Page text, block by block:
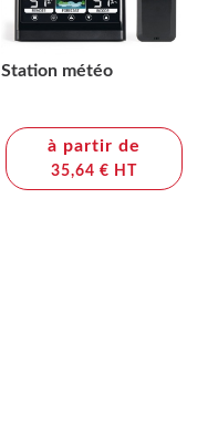
Station météo
à partir de
35,64 € HT